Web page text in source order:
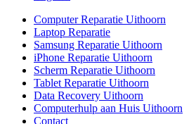
Computer Reparatie Uithoorn
Laptop Reparatie
Samsung Reparatie Uithoorn
iPhone Reparatie Uithoorn
Scherm Reparatie Uithoorn
Tablet Reparatie Uithoorn
Data Recovery Uithoorn
Computerhulp aan Huis Uithoorn
Contact